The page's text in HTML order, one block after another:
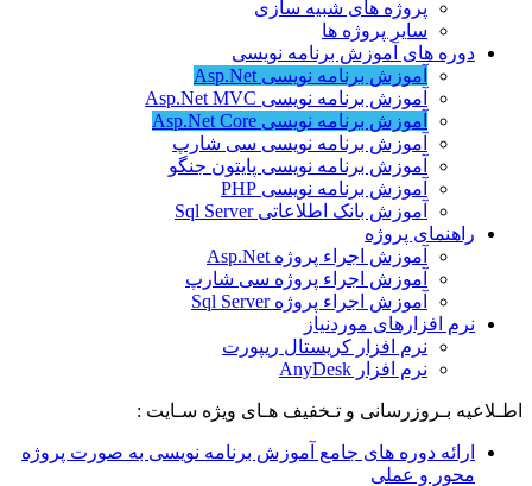
پروژه های شبیه سازی
سایر پروژه ها
دوره های آموزش برنامه نویسی
آموزش برنامه نویسی Asp.Net
آموزش برنامه نویسی Asp.Net MVC
آموزش برنامه نویسی Asp.Net Core
آموزش برنامه نویسی سی شارپ
آموزش برنامه نویسی پایتون جنگو
آموزش برنامه نویسی PHP
آموزش بانک اطلاعاتی Sql Server
راهنمای پروژه
آموزش اجراء پروژه Asp.Net
آموزش اجراء پروژه سی شارپ
آموزش اجراء پروژه Sql Server
نرم افزارهای موردنیاز
نرم افزار کریستال ریپورت
نرم افزار AnyDesk
اطـلاعیه بـروزرسانی و تـخفیف هـای ویژه سـایت :
ارائه دوره های جامع آموزش برنامه نویسی به صورت پروژه
محور و عملی